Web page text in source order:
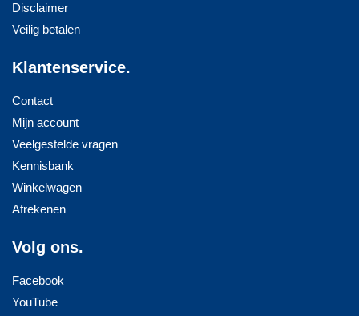
Disclaimer
Veilig betalen
Klantenservice.
Contact
Mijn account
Veelgestelde vragen
Kennisbank
Winkelwagen
Afrekenen
Volg ons.
Facebook
YouTube